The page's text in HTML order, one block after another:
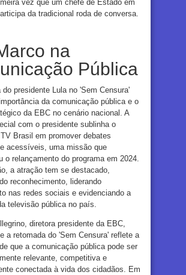
vez que um chefe de Estado em
da tradicional roda de conversa.
na
Pública
do presidente Lula no 'Sem Censura'
da comunicação pública e o
da EBC no cenário nacional. A
com o presidente sublinha o
Brasil em promover debates
acessíveis, uma missão que
o relançamento do programa em 2024.
a atração tem se destacado,
reconhecimento, liderando
nas redes sociais e evidenciando a
televisão pública no país.
diretora presidente da EBC,
a retomada do 'Sem Censura' reflete a
que a comunicação pública pode ser
relevante, competitiva e
conectada à vida dos cidadãos. Em